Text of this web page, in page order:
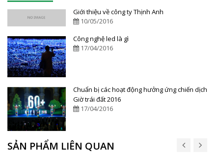
Giới thiệu về công ty Thịnh Anh
10/05/2016
Công nghệ led là gì
17/04/2016
Chuẩn bị các hoạt động hưởng ứng chiến dịch
Giờ trái đất 2016
17/04/2016
SẢN PHẨM LIÊN QUAN